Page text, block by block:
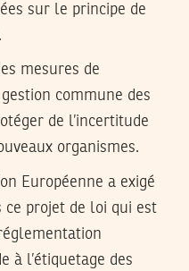
sur le principe de
mesures de
commune des
de l’incertitude
organismes.
Européenne a exigé
ce projet de loi qui est
à l’étiquetage des